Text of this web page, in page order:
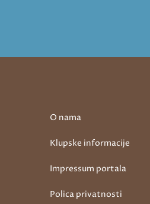
O nama
Klupske informacije
Impressum portala
Polica privatnosti